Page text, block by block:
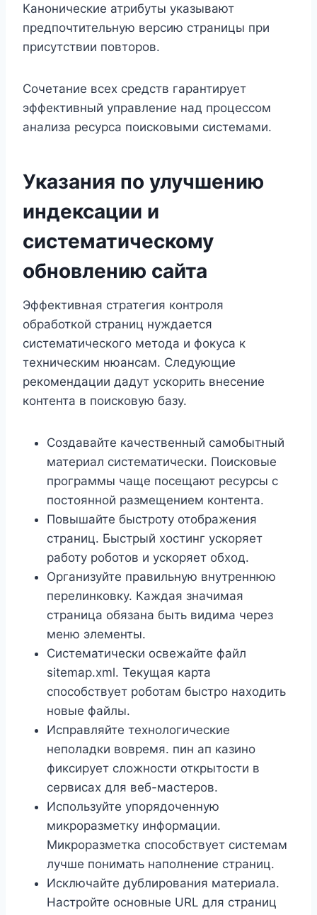
Канонические атрибуты указывают
предпочтительную версию страницы при
присутствии повторов.
Сочетание всех средств гарантирует
эффективный управление над процессом
анализа ресурса поисковыми системами.
Указания по улучшению
индексации и
систематическому
обновлению сайта
Эффективная стратегия контроля
обработкой страниц нуждается
систематического метода и фокуса к
техническим нюансам. Следующие
рекомендации дадут ускорить внесение
контента в поисковую базу.
Создавайте качественный самобытный
материал систематически. Поисковые
программы чаще посещают ресурсы с
постоянной размещением контента.
Повышайте быстроту отображения
страниц. Быстрый хостинг ускоряет
работу роботов и ускоряет обход.
Организуйте правильную внутреннюю
перелинковку. Каждая значимая
страница обязана быть видима через
меню элементы.
Систематически освежайте файл
sitemap.xml. Текущая карта
способствует роботам быстро находить
новые файлы.
Исправляйте технологические
неполадки вовремя. пин ап казино
фиксирует сложности открытости в
сервисах для веб-мастеров.
Используйте упорядоченную
микроразметку информации.
Микроразметка способствует системам
лучше понимать наполнение страниц.
Исключайте дублирования материала.
Настройте основные URL для страниц